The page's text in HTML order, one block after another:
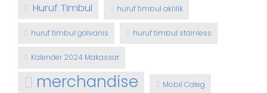
Huruf Timbul huruf timbul akrilik
huruf timbul galvanis huruf timbul stainless
Kalender 2024 Makassar
merchandise Mobil Caleg